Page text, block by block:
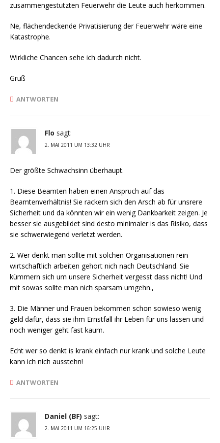
zusammengestutzten Feuerwehr die Leute auch herkommen.
Ne, flächendeckende Privatisierung der Feuerwehr wäre eine
Katastrophe.
Wirkliche Chancen sehe ich dadurch nicht.
Gruß
ANTWORTEN
Flo sagt:
2. MAI 2011 UM 13:32 UHR
Der größte Schwachsinn überhaupt.
1. Diese Beamten haben einen Anspruch auf das
Beamtenverhältnis! Sie rackern sich den Arsch ab für unsrere
Sicherheit und da könnten wir ein wenig Dankbarkeit zeigen. Je
besser sie ausgebildet sind desto minimaler is das Risiko, dass
sie schwerwiegend verletzt werden.
2. Wer denkt man sollte mit solchen Organisationen rein
wirtschaftlich arbeiten gehört nich nach Deutschland. Sie
kümmern sich um unsere Sicherheit vergesst dass nicht! Und
mit sowas sollte man nich sparsam umgehn.,
3. Die Männer und Frauen bekommen schon sowieso wenig
geld dafür, dass sie ihm Ernstfall ihr Leben für uns lassen und
noch weniger geht fast kaum.
Echt wer so denkt is krank einfach nur krank und solche Leute
kann ich nich ausstehn!
ANTWORTEN
Daniel (BF) sagt:
2. MAI 2011 UM 16:25 UHR